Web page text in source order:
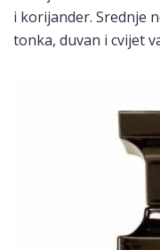
i korijander. Srednje
tonka, duvan i cvijet